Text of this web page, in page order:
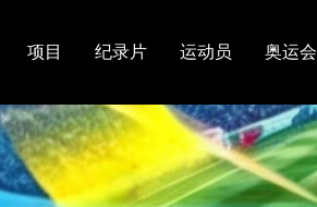
项目 纪录片 运动员 奥运会